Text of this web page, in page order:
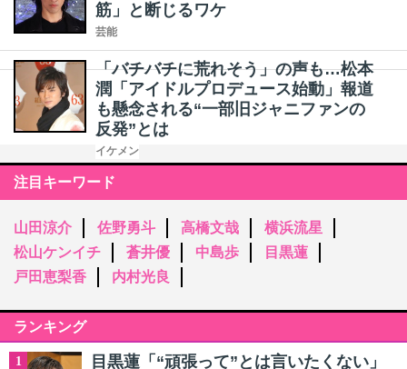
筋」と断じるワケ
芸能
「バチバチに荒れそう」の声も…松本
潤「アイドルプロデュース始動」報道
も懸念される“一部旧ジャニファンの
反発”とは
イケメン
注目キーワード
山田涼介 佐野勇斗 高橋文哉
横浜流星
松山ケンイチ
蒼井優 中島歩
目黒蓮
戸田恵梨香
内村光良
ランキング
1
目黒蓮「“頑張って”とは言いたくない」